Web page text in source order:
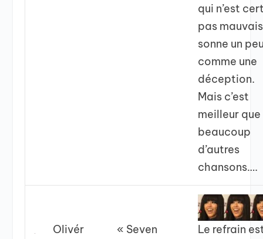
qui n’est
pas
sonne un
comme une
déception.
Mais c’est
meilleur que
beaucoup
d’autres
chansons….
Olivér
« Seven
Le refrain